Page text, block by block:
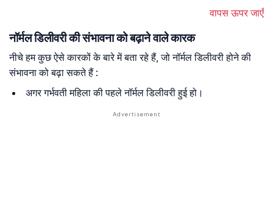
वापस ऊपर जाएँ
नॉर्मल डिलीवरी की संभावना को बढ़ाने वाले कारक
नीचे हम कुछ ऐसे कारकों के बारे में बता रहे हैं, जो नॉर्मल डिलीवरी होने की
संभावना को बढ़ा सकते हैं :
अगर गर्भवती महिला की पहले नॉर्मल डिलीवरी हुई हो।